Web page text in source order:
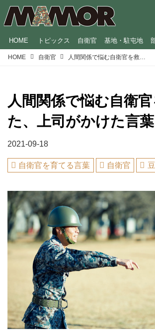
HOME トピックス 自衛官 基地・駐屯地
HOME 自衛官
人間関係で悩む自衛
た、上司がかけた言
2021-09-18
自衛官を育てる言葉 自衛官